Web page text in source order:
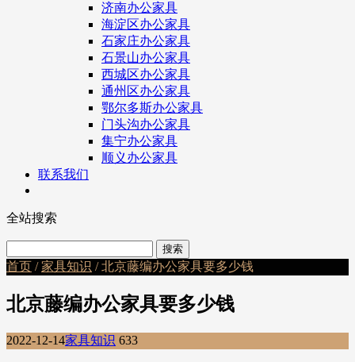
济南办公家具
海淀区办公家具
石家庄办公家具
石景山办公家具
西城区办公家具
通州区办公家具
鄂尔多斯办公家具
门头沟办公家具
集宁办公家具
顺义办公家具
联系我们
全站搜索
首页 /家具知识 / 北京藤编办公家具要多少钱
北京藤编办公家具要多少钱
2022-12-14家具知识 633